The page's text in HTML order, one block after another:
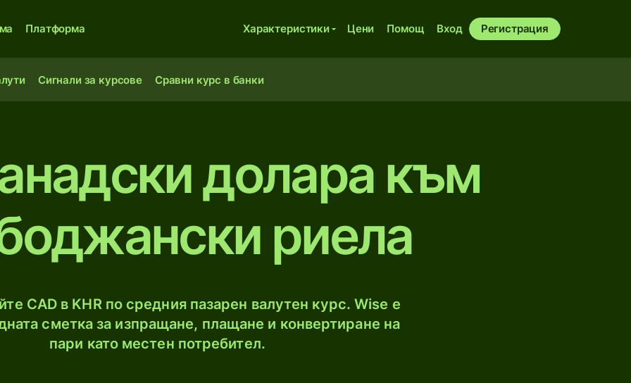
Платформа Характеристики Цени Помощ Вход Регистрация
Сигнали за курсове Сравни курс в банки
долара към
риела
CAD в KHR по средния пазарен валутен курс. Wise е
сметка за изпращане, плащане и конвертиране на
пари като местен потребител.